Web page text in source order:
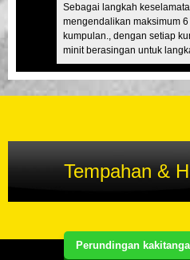
Perundingan
Sebagai langkah
mengendalikan maksimum
kumpulan., dengan setiap
minit berasingan untuk
Tempahan &
Copyright(C) Street Kart